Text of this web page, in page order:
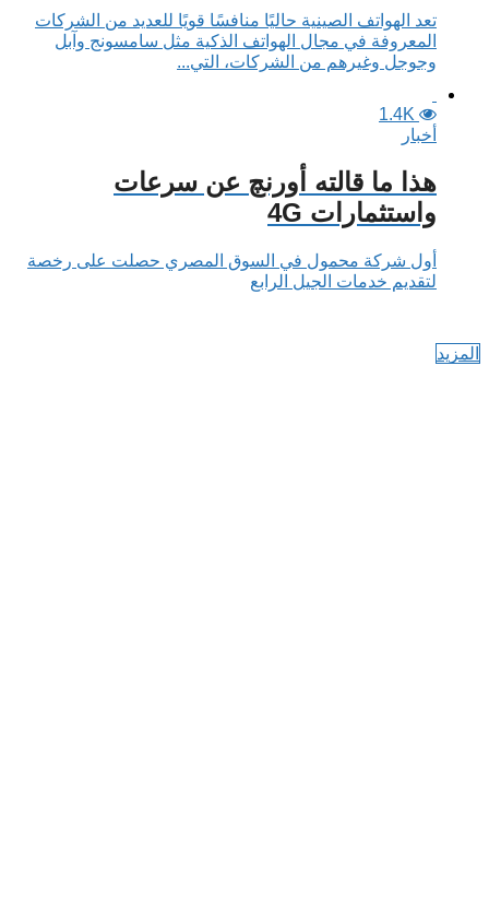
تعد الهواتف الصينية حاليًا منافسًا قويًا للعديد من الشركات
المعروفة في مجال الهواتف الذكية مثل سامسونج وآبل
وجوجل وغيرهم من الشركات، التي...
1.4K
أخبار
هذا ما قالته أورنچ عن سرعات
واستثمارات 4G
أول شركة محمول في السوق المصري حصلت على رخصة
لتقديم خدمات الجيل الرابع
المزيد